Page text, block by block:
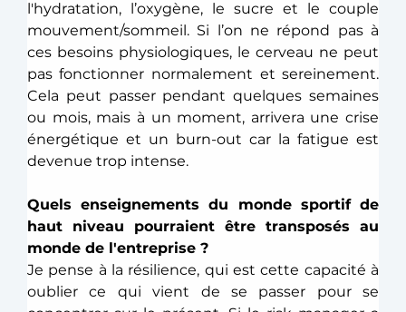
l'hydratation, l’oxygène, le sucre et le couple
mouvement/sommeil. Si l’on ne répond pas à
ces besoins physiologiques, le cerveau ne peut
pas fonctionner normalement et sereinement.
Cela peut passer pendant quelques semaines
ou mois, mais à un moment, arrivera une crise
énergétique et un burn-out car la fatigue est
devenue trop intense.
Quels enseignements du monde sportif de
haut niveau pourraient être transposés au
monde de l'entreprise ?
Je pense à la résilience, qui est cette capacité à
oublier ce qui vient de se passer pour se